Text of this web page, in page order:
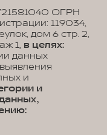
ОГРН
119034,
дом 6 стр. 2,
1, в целях:
данных
и
и